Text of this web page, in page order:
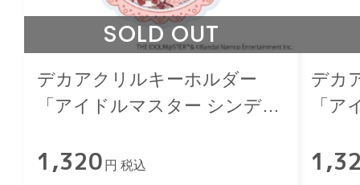
SOLD OUT
デカアクリルキーホルダー
「アイドルマスター シンデレ
可憐ver.
1,320 円 税込
デカ
「
憐ver.